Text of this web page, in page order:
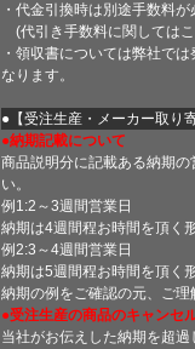
・代金引換時は別途手数料
(代引き手数料に関しては
・領収書については弊社で
なります。
●【受注生産・メーカー取り
●納期記載について
商品説明分に記載ある納期
い。
例1:2～3週間営業日
納期は4週間程お時間を頂く
例2:3～4週間営業日
納期は5週間程お時間を頂く
納期の例をご確認の元、ご理
●受注生産の商品のキャンセ
当社がお伝えした納期を超